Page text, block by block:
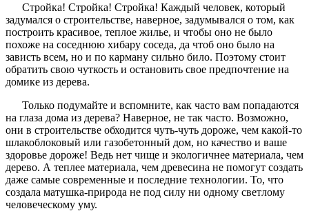
Стройка! Стройка! Стройка! Каждый человек, который
задумался о строительстве, наверное, задумывался о том, как
построить красивое, теплое жилье, и чтобы оно не было
похоже на соседнюю хибару соседа, да чтоб оно было на
зависть всем, но и по карману сильно било. Поэтому стоит
обратить свою чуткость и остановить свое предпочтение на
домике из дерева.
Только подумайте и вспомните, как часто вам попадаются
на глаза дома из дерева? Наверное, не так часто. Возможно,
они в строительстве обходится чуть-чуть дороже, чем какой-то
шлакоблоковый или газобетонный дом, но качество и ваше
здоровье дороже! Ведь нет чище и экологичнее материала, чем
дерево. А теплее материала, чем древесина не помогут создать
даже самые современные и последние технологии. То, что
создала матушка-природа не под силу ни одному светлому
человеческому уму.